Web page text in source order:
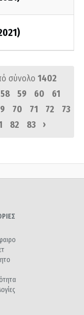
σύνολο 1402
58 59 60
61
70 71 72
73
82 83 ›